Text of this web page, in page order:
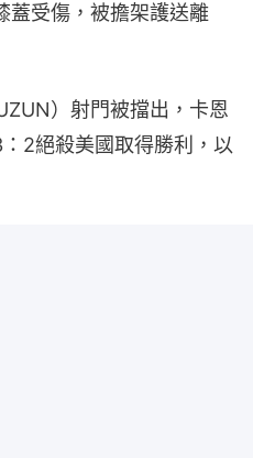
蓋受傷，被擔架護送離
）射門被擋出，卡恩
2絕殺美國取得勝利，以